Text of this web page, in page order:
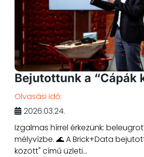
Bejutottunk a “Cápák
Olvasási idő:
2026.03.24.
Izgalmas hírrel érkezünk:
mélyvízbe. 🌊 A Brick+Data
között" című üzleti...